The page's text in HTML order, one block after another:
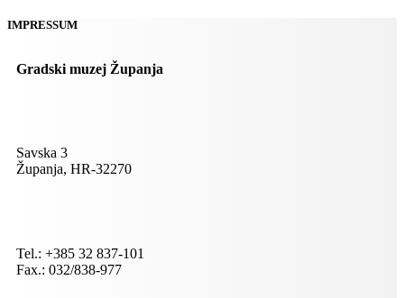
IMPRESSUM
Gradski muzej Županja
Savska 3
Županja, HR-32270
Tel.: +385 32 837-101
Fax.: 032/838-977